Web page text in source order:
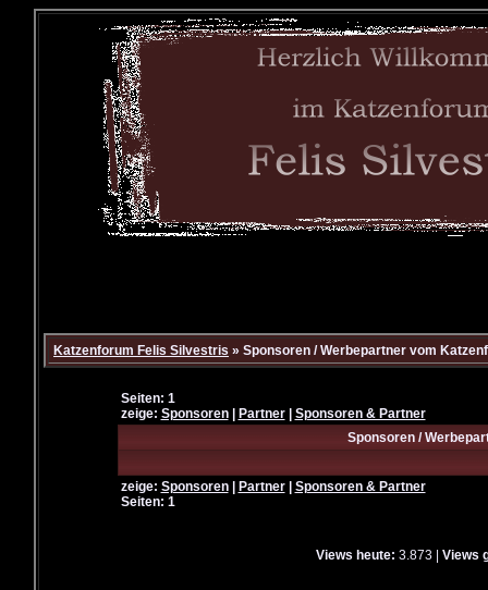
Katzenforum Felis Silvestris » Sponsoren / Werbepartner vom
Seiten: 1
zeige: Sponsoren| Partner| Sponsoren & Partner
Sponsoren /
zeige: Sponsoren| Partner| Sponsoren & Partner
Seiten: 1
Views heute: 3.873 | Views